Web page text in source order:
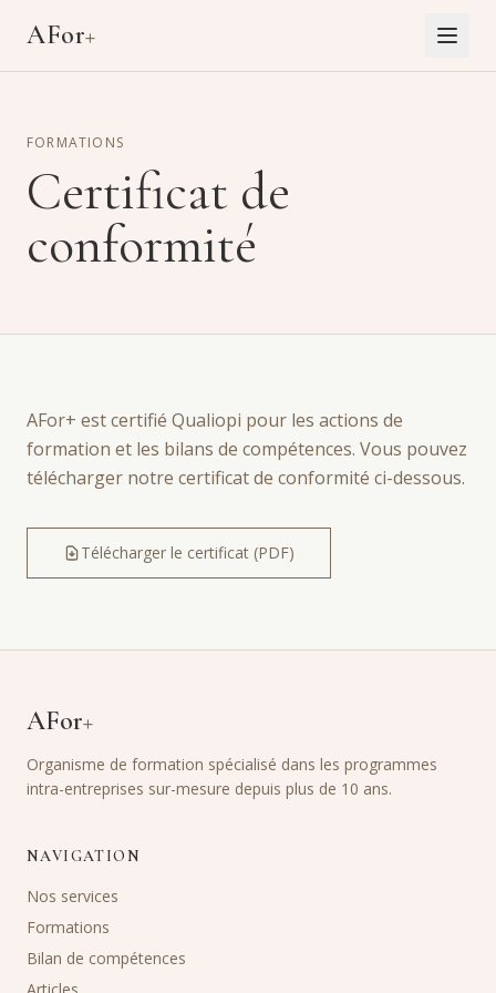
AFor+
FORMATIONS
Certificat de
conformité
AFor+ est certifié Qualiopi pour les actions de
formation et les bilans de compétences. Vous pouvez
télécharger notre certificat de conformité ci-dessous.
Télécharger le certificat (PDF)
AFor+
Organisme de formation spécialisé dans les programmes
intra-entreprises sur-mesure depuis plus de 10 ans.
NAVIGATION
Nos services
Formations
Bilan de compétences